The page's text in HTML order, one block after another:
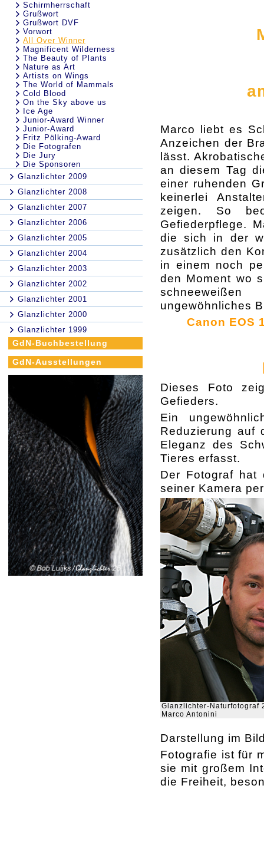
Schirmherrschaft
Grußwort
Grußwort DVF
Vorwort
All Over Winner
Magnificent Wilderness
The Beauty of Plants
Nature as Art
Artists on Wings
The World of Mammals
Cold Blood
On the Sky above us
Ice Age
Junior-Award Winner
Junior-Award
Fritz Pölking-Award
Die Fotografen
Die Jury
Die Sponsoren
Glanzlichter 2009
Glanzlichter 2008
Glanzlichter 2007
Glanzlichter 2006
Glanzlichter 2005
Glanzlichter 2004
Glanzlichter 2003
Glanzlichter 2002
Glanzlichter 2001
Glanzlichter 2000
Glanzlichter 1999
GdN-Buchbestellung
GdN-Ausstellungen
Marco liebt es
Anzeichen der
lässt.
an diesem Tag
einer ruhenden
keinerlei
zeigen. So
Gefiederpflege.
die sich in der
zusätzlich den
in einem noch
den Moment wo
ungewöhnliches
Canon EOS
Dieses Foto
Gefieders.
Ein
Reduzierung auf
Eleganz des
Tieres erfasst.
Der Fotograf hat
seiner Kamera
Glanzlichter-Naturfotograf
Marco Antonini
Darstellung im
Fotografie ist für
sie mit großem
die Freiheit,